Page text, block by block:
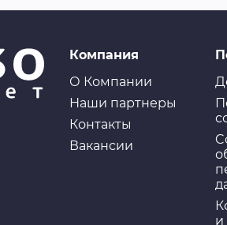
Компания
О Компании
Наши партнеры
Контакты
Вакансии
и